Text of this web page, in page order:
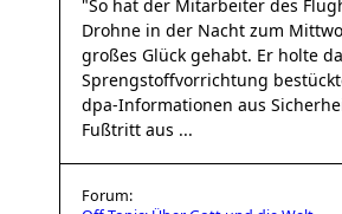
"So hat der Mitarbeiter des
Drohne in der Nacht zum
großes Glück gehabt. Er holte
Sprengstoffvorrichtung
dpa-Informationen aus
Fußtritt aus ...
Forum: